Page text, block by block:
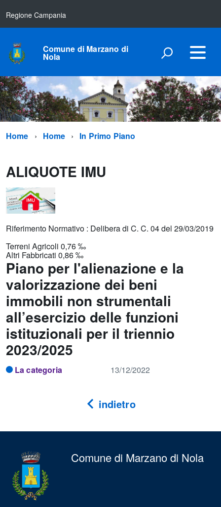
Regione Campania
Comune di Marzano di
Nola
Home Home In Primo Piano
ALIQUOTE IMU
Riferimento Normativo : Delibera di C. C. 04 del 29/03/2019
Terreni Agricoli 0,76 ‰
Altri Fabbricati 0,86 ‰
Piano per l'alienazione e la
valorizzazione dei beni
immobili non strumentali
all’esercizio delle funzioni
istituzionali per il triennio
2023/2025
La categoria 13/12/2022
indietro
Comune di Marzano di Nola